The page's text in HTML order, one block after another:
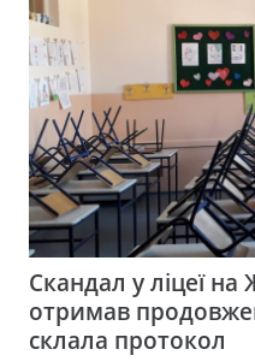
Скандал у ліцеї
отримав
склала протокол